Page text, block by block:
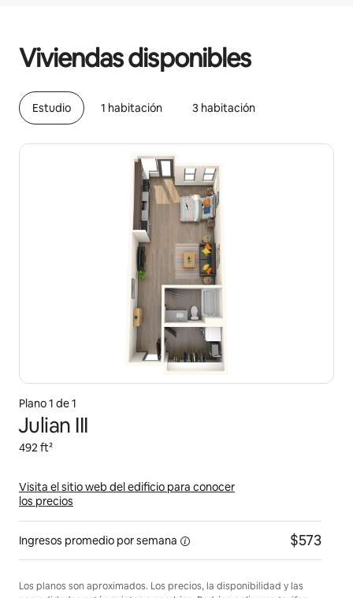
Viviendas disponibles
Estudio 1 habitación 3 habitación
Plano 1 de 1
Julian III
492 ft²
Visita el sitio web del edificio para conocer
los precios
Ingresos promedio por semana $573
Los planos son aproximados. Los precios, la disponibilidad y las